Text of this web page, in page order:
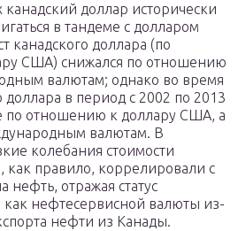
доллар исторически
в тандеме с долларом
канадского доллара (по
США) снижался по отношению
валютам; однако во время
доллара в период с 2002 по 2013
по отношению к доллару США, а
валютам. В
колебания стоимости
как правило, коррелировали с
отражая статус
как нефтесервисной валюты из-
нефти из Канады.